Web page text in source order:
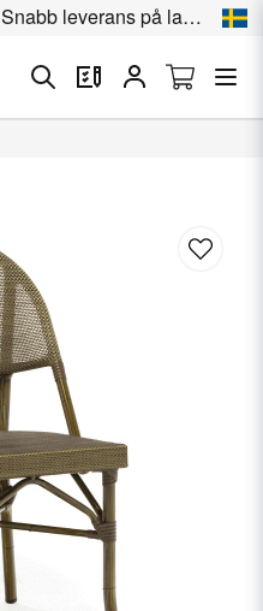
Snabb leverans på lagervara